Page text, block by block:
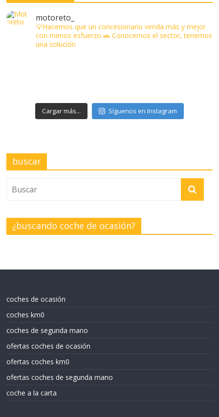
motoreto_
💡Hacemos que un concesionario venda más y mejor
con menos esfuerzo 🚗 Conocemos el sector, tenemos
una solución
Cargar más... Síguenos en Instagram
buscar
¿buscando coche de ocasión?
coches de ocasión
coches km0
coches de segunda mano
ofertas coches de ocasión
ofertas coches km0
ofertas coches de segunda mano
coche a la carta